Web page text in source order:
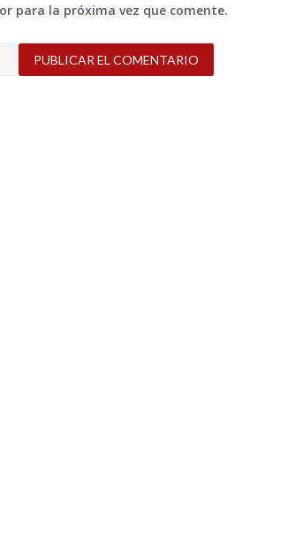
para la próxima vez que comente.